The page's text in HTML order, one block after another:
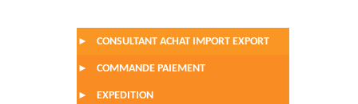
► CONSULTANT ACHAT IMPORT EXPORT
► COMMANDE PAIEMENT
► EXPEDITION